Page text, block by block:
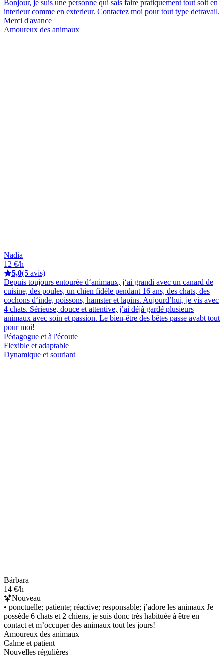
Bonjour, je suis une personne qui sais faire pratiquement tout soit en
interieur comme en exterieur. Contactez moi pour tout type detravail.
Merci d'avance
Amoureux des animaux
Nadia
12 €/h
5,0(5 avis)
Depuis toujours entourée d‘animaux, j‘ai grandi avec un canard de
cuisine, des poules, un chien fidèle pendant 16 ans, des chats, des
cochons d‘inde, poissons, hamster et lapins. Aujourd’hui, je vis avec
4 chats. Sérieuse, douce et attentive, j’ai déjà gardé plusieurs
animaux avec soin et passion. Le bien-être des bêtes passe avabt tout
pour moi!
Pédagogue et à l'écoute
Flexible et adaptable
Dynamique et souriant
Bárbara
14 €/h
Nouveau
• ponctuelle; patiente; réactive; responsable; j’adore les animaux Je
possède 6 chats et 2 chiens, je suis donc très habituée à être en
contact et m’occuper des animaux tout les jours!
Amoureux des animaux
Calme et patient
Nouvelles régulières